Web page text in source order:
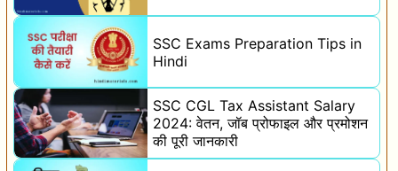
SSC Exams Preparation Tips in
Hindi
SSC CGL Tax Assistant Salary
2024: वेतन, जॉब प्रोफाइल और प्रमोशन
की पूरी जानकारी